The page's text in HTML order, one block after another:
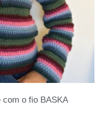
com o fio BASKA